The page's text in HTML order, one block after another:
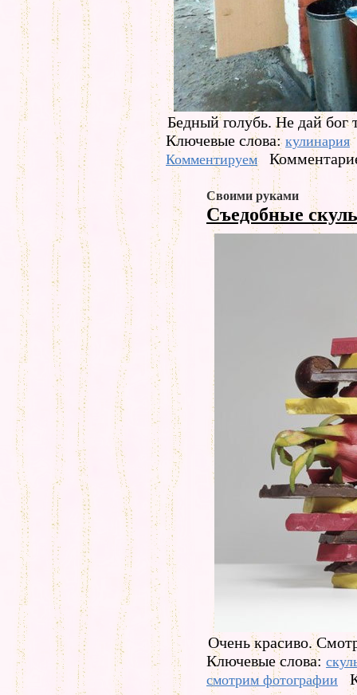
Бедный голубь. Не дай бог
Ключевые слова: кулинария
Комментируем
Своими руками
Съедобные
Очень красиво.
Ключевые слова:
смотрим фотографии